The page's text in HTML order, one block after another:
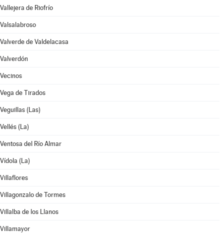
Vallejera de Riofrío
Valsalabroso
Valverde de Valdelacasa
Valverdón
Vecinos
Vega de Tirados
Veguillas (Las)
Vellés (La)
Ventosa del Río Almar
Vídola (La)
Villaflores
Villagonzalo de Tormes
Villalba de los Llanos
Villamayor